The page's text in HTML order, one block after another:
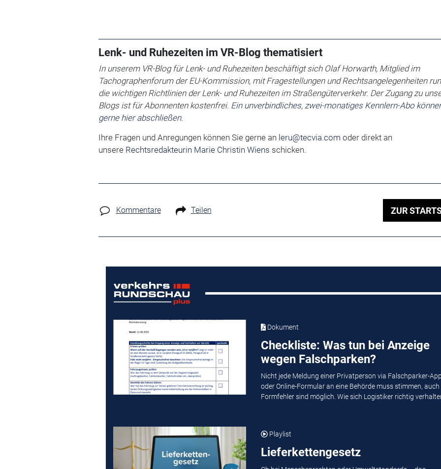
Lenk- und Ruhezeiten im VR-Blog thematisiert
In unserem VR-Blog für Lenk- und Ruhezeiten beschäftigt sich Olaf Horwarth, Mitglied im
Tachographenforum der EU-Kommission, mit Fragestellungen und Rechtsangelegenheiten
die wichtigen Richtlinien der Lenk- und Ruhezeiten im Straßengüterverkehr. Der Zugang zu
Blogs ist für Abonnenten kostenfrei. Ein unverbindliches, zwei-monatiges Kennlern-Abo
gerne hier abschließen.
Ihre Fragen und Anregungen können Sie gerne an leru@tecvia.com oder direkt an
unsere Rechtsredakteurin Marie Christin Wiens schicken.
Kommentare Teilen ZUR
Dokument
Checkliste: Was tun bei Anzeige
wegen Falschparken?
Nicht jede Meldung einer Privatperson via Falschparker-App
oder Online-Formular an eine Behörde muss stimmen, auch
Formfehler sind möglich. Wie sich Logistiker richtig
Playlist
Lieferkettengesetz